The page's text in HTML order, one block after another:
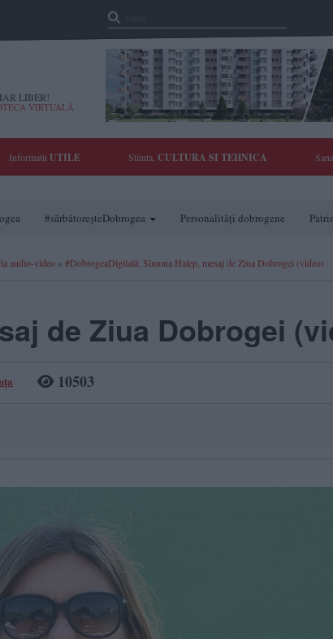
LIBER!
VIRTUALĂ
Informatii UTILE Stiinta, CULTURA SI TEHNICA
#sărbătoreșteDobrogea Personalități dobrogene
audio-video » #DobrogeaDigitală: Simona Halep, mesaj de Ziua Dobrogei (video)
de Ziua Dobrogei
10503